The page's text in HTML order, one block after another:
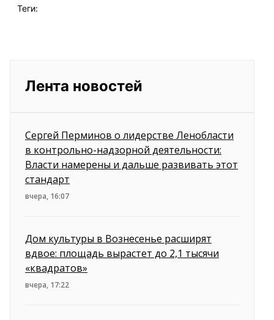
Теги:
Лента новостей
Сергей Перминов о лидерстве Ленобласти
в контрольно-надзорной деятельности:
Власти намерены и дальше развивать этот
стандарт
вчера, 16:07
Дом культуры в Вознесенье расширят
вдвое: площадь вырастет до 2,1 тысячи
«квадратов»
вчера, 17:22